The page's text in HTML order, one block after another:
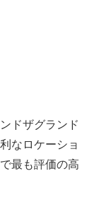
ドザグランド
なロケーショ
最も評価の高